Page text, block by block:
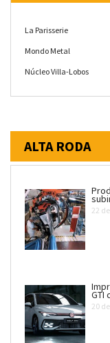
La Parisserie
Mondo Metal
Núcleo Villa-Lobos
ALTA RODA
22
GTI
20